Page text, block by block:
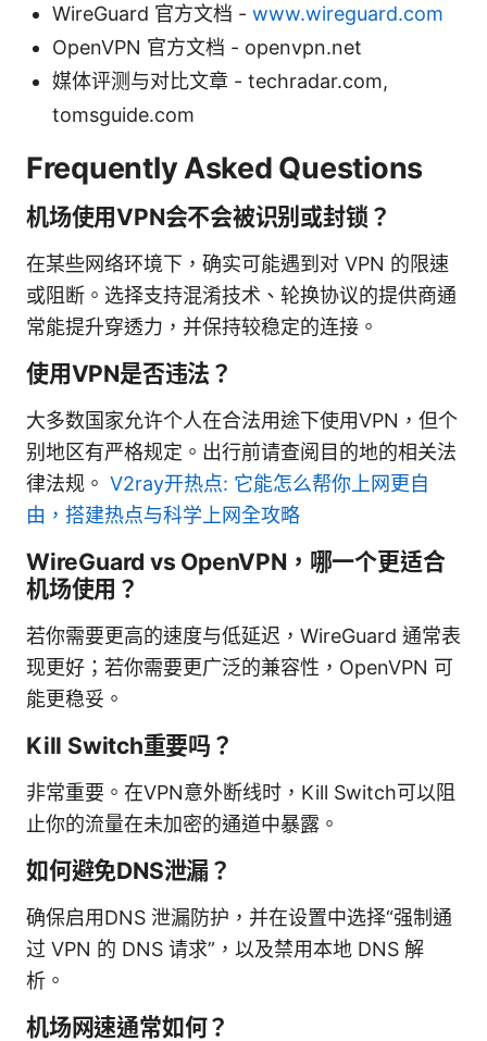
WireGuard 官方文档 - www.wireguard.com
OpenVPN 官方文档 - openvpn.net
媒体评测与对比文章 - techradar.com,
tomsguide.com
Frequently Asked Questions
机场使用VPN会不会被识别或封锁？
在某些网络环境下，确实可能遇到对 VPN 的限速
或阻断。选择支持混淆技术、轮换协议的提供商通
常能提升穿透力，并保持较稳定的连接。
使用VPN是否违法？
大多数国家允许个人在合法用途下使用VPN，但个
别地区有严格规定。出行前请查阅目的地的相关法
律法规。 V2ray开热点: 它能怎么帮你上网更自
由，搭建热点与科学上网全攻略
WireGuard vs OpenVPN，哪一个更适合
机场使用？
若你需要更高的速度与低延迟，WireGuard 通常表
现更好；若你需要更广泛的兼容性，OpenVPN 可
能更稳妥。
Kill Switch重要吗？
非常重要。在VPN意外断线时，Kill Switch可以阻
止你的流量在未加密的通道中暴露。
如何避免DNS泄漏？
确保启用DNS 泄漏防护，并在设置中选择“强制通
过 VPN 的 DNS 请求”，以及禁用本地 DNS 解
析。
机场网速通常如何？